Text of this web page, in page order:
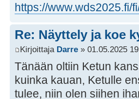
https://www.wds2025.fi/
Re: Näyttely ja koe
Kirjoittaja Darre » 01.05.2025
Tänään oltiin Ketun
kuinka kauan, Ketulle
tulee, niin olen siihen